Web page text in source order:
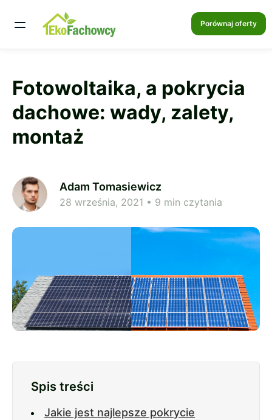
Porównaj oferty
Fotowoltaika, a pokrycia
dachowe: wady, zalety,
montaż
Adam Tomasiewicz
28 września, 2021 • 9 min czytania
Spis treści
Jakie jest najlepsze pokrycie